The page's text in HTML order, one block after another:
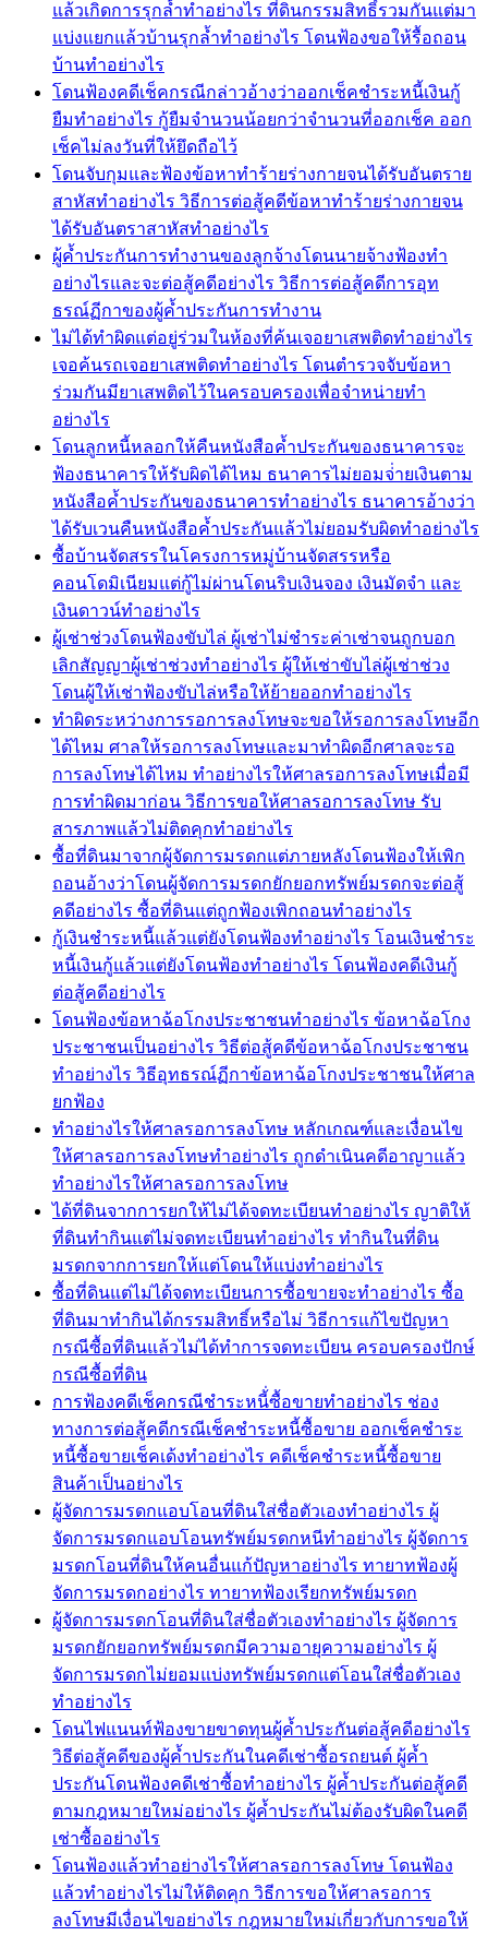
แล้วเกิดการรุกล้ำทำอย่างไร ที่ดินกรรมสิทธิ์รวมกันแต่มา
แบ่งแยกแล้วบ้านรุกล้ำทำอย่างไร โดนฟ้องขอให้รื้อถอน
บ้านทำอย่างไร
โดนฟ้องคดีเช็คกรณีกล่าวอ้างว่าออกเช็คชำระหนี้เงินกู้
ยืมทำอย่างไร กู้ยืมจำนวนน้อยกว่าจำนวนที่ออกเช็ค ออก
เช็คไม่ลงวันที่ให้ยึดถือไว้
โดนจับกุมและฟ้องข้อหาทำร้ายร่างกายจนได้รับอันตราย
สาหัสทำอย่างไร วิธีการต่อสู้คดีข้อหาทำร้ายร่างกายจน
ได้รับอันตราสาหัสทำอย่างไร
ผู้ค้ำประกันการทำงานของลูกจ้างโดนนายจ้างฟ้องทำ
อย่างไรและจะต่อสู้คดีอย่างไร วิธีการต่อสู้คดีการอุท
ธรณ์ฏีกาของผู้ค้ำประกันการทำงาน
ไม่ได้ทำผิดแต่อยู่ร่วมในห้องที่ค้นเจอยาเสพติดทำอย่างไร
เจอค้นรถเจอยาเสพติดทำอย่างไร โดนตำรวจจับข้อหา
ร่วมกันมียาเสพติดไว้ในครอบครองเพื่อจำหน่ายทำ
อย่างไร
โดนลูกหนี้หลอกให้คืนหนังสือค้ำประกันของธนาคารจะ
ฟ้องธนาคารให้รับผิดได้ไหม ธนาคารไม่ยอมจ่่ายเงินตาม
หนังสือค้ำประกันของธนาคารทำอย่างไร ธนาคารอ้างว่า
ได้รับเวนคืนหนังสือค้ำประกันแล้วไม่ยอมรับผิดทำอย่างไร
ซื้อบ้านจัดสรรในโครงการหมู่บ้านจัดสรรหรือ
คอนโดมิเนียมแต่กู้ไม่ผ่านโดนริบเงินจอง เงินมัดจำ และ
เงินดาวน์ทำอย่างไร
ผู้เช่าช่วงโดนฟ้องขับไล่ ผู้เช่าไม่ชำระค่าเช่าจนถูกบอก
เลิกสัญญาผู้เช่าช่วงทำอย่างไร ผู้ให้เช่าขับไล่ผู้เช่าช่วง
โดนผู้ให้เช่าฟ้องขับไล่หรือให้ย้ายออกทำอย่างไร
ทำผิดระหว่างการรอการลงโทษจะขอให้รอการลงโทษอีก
ได้ไหม ศาลให้รอการลงโทษและมาทำผิดอีกศาลจะรอ
การลงโทษได้ไหม ทำอย่างไรให้ศาลรอการลงโทษเมื่อมี
การทำผิดมาก่อน วิธีการขอให้ศาลรอการลงโทษ รับ
สารภาพแล้วไม่ติดคุกทำอย่างไร
ซื้อที่ดินมาจากผู้จัดการมรดกแต่ภายหลังโดนฟ้องให้เพิก
ถอนอ้างว่าโดนผู้จัดการมรดกยักยอกทรัพย์มรดกจะต่อสู้
คดีอย่างไร ซื้อที่ดินแต่ถูกฟ้องเพิกถอนทำอย่างไร
กู้เงินชำระหนี้แล้วแต่ยังโดนฟ้องทำอย่างไร โอนเงินชำระ
หนี้เงินกู้แล้วแต่ยังโดนฟ้องทำอย่างไร โดนฟ้องคดีเงินกู้
ต่อสู้คดีอย่างไร
โดนฟ้องข้อหาฉ้อโกงประชาชนทำอย่างไร ข้อหาฉ้อโกง
ประชาชนเป็นอย่างไร วิธีต่อสู้คดีข้อหาฉ้อโกงประชาชน
ทำอย่างไร วิธีอุทธรณ์ฏีกาข้อหาฉ้อโกงประชาชนให้ศาล
ยกฟ้อง
ทำอย่างไรให้ศาลรอการลงโทษ หลักเกณฑ์และเงื่อนไข
ให้ศาลรอการลงโทษทำอย่างไร ถูกดำเนินคดีอาญาแล้ว
ทำอย่างไรให้ศาลรอการลงโทษ
ได้ที่ดินจากการยกให้ไม่ได้จดทะเบียนทำอย่างไร ญาติให้
ที่ดินทำกินแต่ไม่จดทะเบียนทำอย่างไร ทำกินในที่ดิน
มรดกจากการยกให้แต่โดนให้แบ่งทำอย่างไร
ซื้อที่ดินแต่ไม่ได้จดทะเบียนการซื้อขายจะทำอย่างไร ซื้อ
ที่ดินมาทำกินได้กรรมสิทธิ์หรือไม่ วิธีการแก้ไขปัญหา
กรณีซื้อที่ดินแล้วไม่ได้ทำการจดทะเบียน ครอบครองปักษ์
กรณีซื้อที่ดิน
การฟ้องคดีเช็คกรณีชำระหนี้่ซื้อขายทำอย่างไร ช่อง
ทางการต่อสู้คดีกรณีเช็คชำระหนี้ซื้อขาย ออกเช็คชำระ
หนี้ซื้อขายเช็คเด้งทำอย่างไร คดีเช็คชำระหนี้ซื้อขาย
สินค้าเป็นอย่างไร
ผู้จัดการมรดกแอบโอนที่ดินใส่ชื่อตัวเองทำอย่างไร ผู้
จัดการมรดกแอบโอนทรัพย์มรดกหนีทำอย่างไร ผู้จัดการ
มรดกโอนที่ดินให้คนอื่นแก้ปัญหาอย่างไร ทายาทฟ้องผู้
จัดการมรดกอย่างไร ทายาทฟ้องเรียกทรัพย์มรดก
ผู้จัดการมรดกโอนที่ดินใส่ชื่อตัวเองทำอย่างไร ผู้จัดการ
มรดกยักยอกทรัพย์มรดกมีความอายุความอย่างไร ผู้
จัดการมรดกไม่ยอมแบ่งทรัพย์มรดกแต่โอนใส่ชื่อตัวเอง
ทำอย่างไร
โดนไฟแนนท์ฟ้องขายขาดทุนผู้ค้ำประกันต่อสู้คดีอย่างไร
วิธีต่อสู้คดีของผู้ค้ำประกันในคดีเช่าซื้อรถยนต์ ผู้ค้ำ
ประกันโดนฟ้องคดีเช่าซื้อทำอย่างไร ผู้ค้ำประกันต่อสู้คดี
ตามกฎหมายใหม่อย่างไร ผู้ค้ำประกันไม่ต้องรับผิดในคดี
เช่าซื้ออย่างไร
โดนฟ้องแล้วทำอย่างไรให้ศาลรอการลงโทษ โดนฟ้อง
แล้วทำอย่างไรไม่ให้ติดคุก วิธีการขอให้ศาลรอการ
ลงโทษมีเงื่อนไขอย่างไร กฎหมายใหม่เกี่ยวกับการขอให้